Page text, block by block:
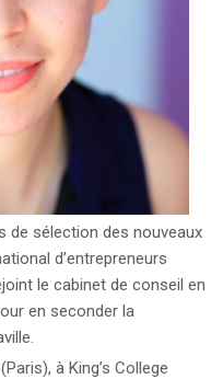
de sélection des nouveaux
d’entrepreneurs
le cabinet de conseil en
en seconder la
à King’s College